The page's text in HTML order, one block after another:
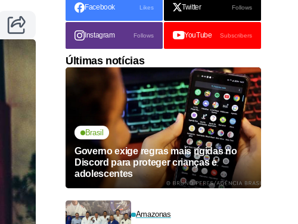
Facebook Likes Twitter Follows
Instagram Follows YouTube Subscribers
Últimas notícias
Brasil
Governo exige regras mais rígidas no
Discord para proteger crianças e
adolescentes
Amazonas